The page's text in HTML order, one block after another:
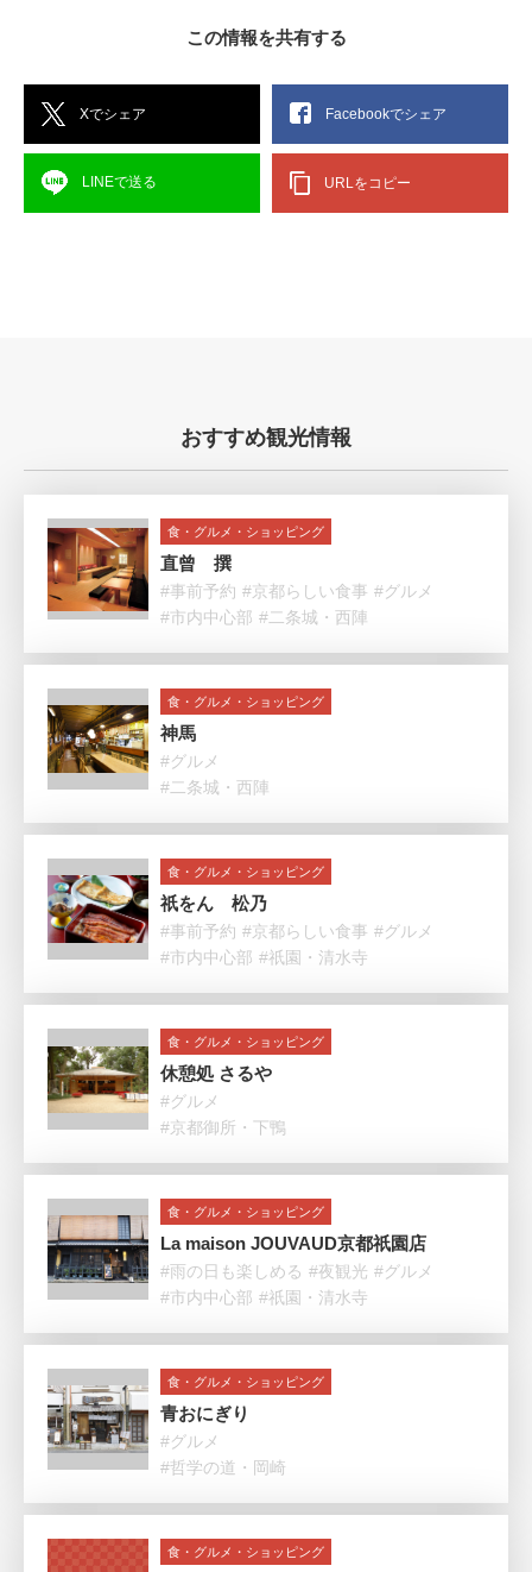
この情報を共有する
Xでシェア Facebookでシェア
LINEで送る URLをコピー
おすすめ観光情報
食・グルメ・ショッピング
直曾 撰
#事前予約 #京都らしい食事 #グルメ
#市内中心部 #二条城・西陣
食・グルメ・ショッピング
神馬
#グルメ
#二条城・西陣
食・グルメ・ショッピング
祇をん 松乃
#事前予約 #京都らしい食事 #グルメ
#市内中心部 #祇園・清水寺
食・グルメ・ショッピング
休憩処 さるや
#グルメ
#京都御所・下鴨
食・グルメ・ショッピング
La maison JOUVAUD京都祇園店
#雨の日も楽しめる #夜観光 #グルメ
#市内中心部 #祇園・清水寺
食・グルメ・ショッピング
青おにぎり
#グルメ
#哲学の道・岡崎
食・グルメ・ショッピング